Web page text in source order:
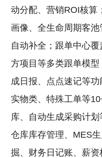
动分配、营销ROI核算
画像、全生命周期客
自动补全；跟单中心
方项目等多类跟单模
成日报、点点速记等功
实物类、特殊工单等
库、自动生成采购计
仓库库存管理、MES
掘、财务日记账、薪